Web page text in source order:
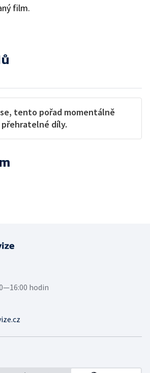
film.
tento pořad momentálně
přehratelné díly.
hodin